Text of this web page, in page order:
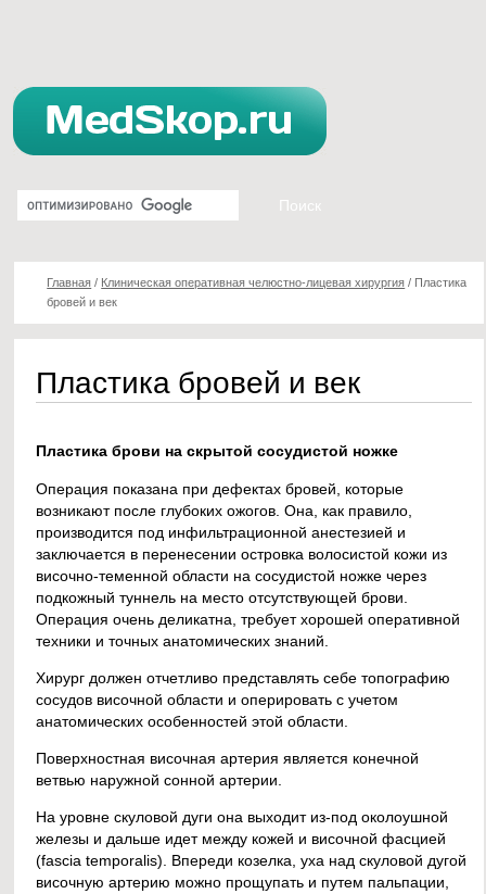
Главная / Клиническая оперативная челюстно-лицевая хирургия / Пластика
бровей и век
Пластика бровей и век
Пластика брови на скрытой сосудистой ножке
Операция показана при дефектах бровей, которые
возникают после глубоких ожогов. Она, как правило,
производится под инфильтрационной анестезией и
заключается в перенесении островка волосистой кожи из
височно-теменной области на сосудистой ножке через
подкожный туннель на место отсутствующей брови.
Операция очень деликатна, требует хорошей оперативной
техники и точных анатомических знаний.
Хирург должен отчетливо представлять себе топографию
сосудов височной области и оперировать с учетом
анатомических особенностей этой области.
Поверхностная височная артерия является конечной
ветвью наружной сонной артерии.
На уровне скуловой дуги она выходит из-под околоушной
железы и дальше идет между кожей и височной фасцией
(fascia temporalis). Впереди козелка, уха над скуловой дугой
височную артерию можно прощупать и путем пальпации,